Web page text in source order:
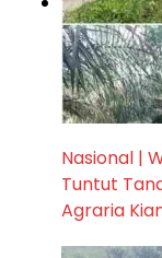
Nasional |
Tuntut
Agraria